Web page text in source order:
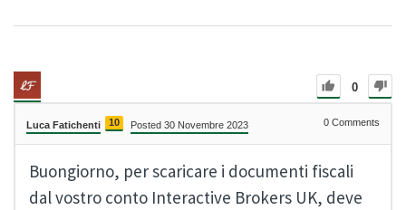
0
Luca Fatichenti 10 Posted 30 Novembre 2023 0 Comments
Buongiorno, per scaricare i documenti fiscali
dal vostro conto Interactive Brokers UK, deve